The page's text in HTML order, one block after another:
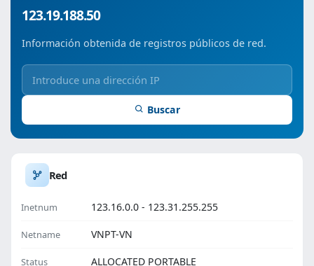
123.19.188.50
Información obtenida de registros públicos de red.
Buscar
Red
Inetnum 123.16.0.0 - 123.31.255.255
Netname VNPT-VN
Status ALLOCATED PORTABLE